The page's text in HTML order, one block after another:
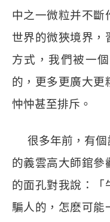
中之一微粒并不斷
世界的微狹境界，
方式，我們被一
的，更多更廣大更
忡忡甚至排斥。
很多年前，有
的義雲高大師錧參
的面孔對我說：「
騙人的，怎麽可能